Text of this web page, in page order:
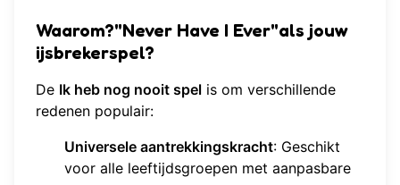
Waarom?"Never Have I Ever"als jouw
ijsbrekerspel?
De Ik heb nog nooit spel is om verschillende
redenen populair:
Universele aantrekkingskracht: Geschikt
voor alle leeftijdsgroepen met aanpasbare